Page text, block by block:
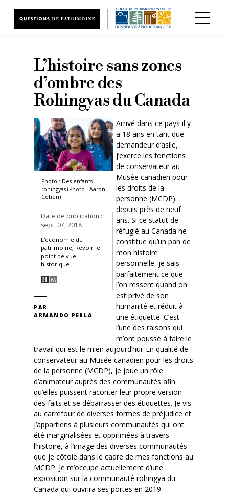
L’histoire sans zones
d’ombre des
Rohingyas du Canada
Photo : Des enfants
rohingyas (Photo : Aaron
Cohen)
Date de publication :
sept. 07, 2018
L'économie du
patrimoine, Revoir le
point de vue
historique
PAR
ARMANDO PERLA
Arrivé dans ce pays il y
a 18 ans en tant que
demandeur d’asile,
j’exerce les fonctions
de conservateur au
Musée canadien pour
les droits de la
personne (MCDP)
depuis près de neuf
ans. Si ce statut de
réfugié au Canada ne
constitue qu’un pan de
mon histoire
personnelle, je sais
parfaitement ce que
l’on ressent quand on
est privé de son
humanité et réduit à
une étiquette. C’est
l’une des raisons qui
m’ont poussé à faire le
travail qui est le mien aujourd’hui. En qualité de
conservateur au Musée canadien pour les droits
de la personne (MCDP), je joue un rôle
d’animateur auprès des communautés afin
qu’elles puissent raconter leur propre version
des faits et se débarrasser des étiquettes. Je vis
au carrefour de diverses formes de préjudice et
j’appartiens à plusieurs communautés qui ont
été marginalisées et opprimées à travers
l’histoire, à l’image des diverses communautés
que je côtoie dans le cadre de mes fonctions au
MCDP. Je m’occupe actuellement d’une
exposition sur la communauté rohingya du
Canada qui ouvrira ses portes en 2019.